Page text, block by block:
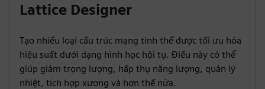
Lattice Designer
Tạo nhiều loại cấu trúc mạng tinh thể được tối ưu hóa
hiệu suất dưới dạng hình học hội tụ. Điều này có thể
giúp giảm trọng lượng, hấp thụ năng lượng, quản lý
nhiệt, tích hợp xương và hơn thế nữa.